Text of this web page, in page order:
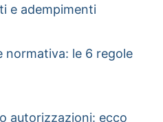
e adempimenti
normativa: le 6 regole
autorizzazioni: ecco